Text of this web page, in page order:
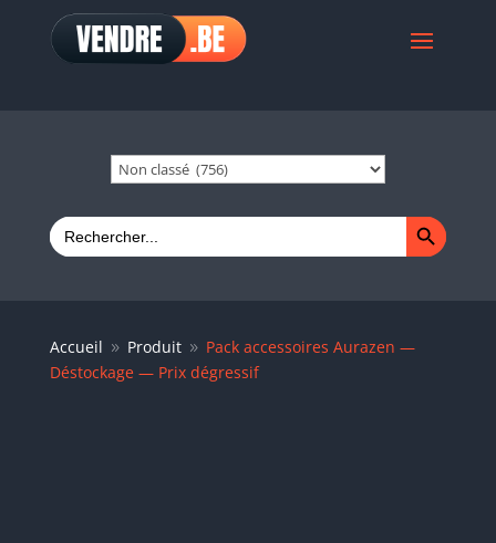
Search
for:
Search Button
Accueil 9 Produit 9 Pack accessoires Aurazen —
Déstockage — Prix dégressif